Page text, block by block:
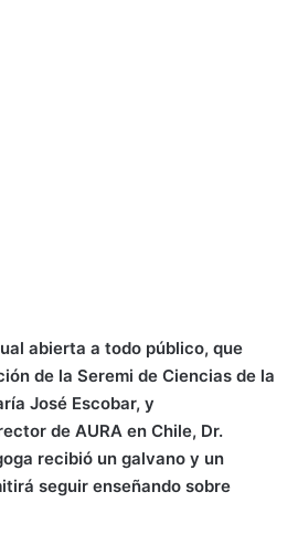
abierta a todo público, que
de la Seremi de Ciencias de la
José Escobar, y
de AURA en Chile, Dr.
recibió un galvano y un
seguir enseñando sobre